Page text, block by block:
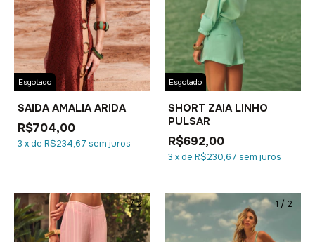
Esgotado
SAIDA AMALIA ARIDA
R$704,00
3 xde R$234,67 sem juros
Esgotado
SHORT ZAIA LINHO
PULSAR
R$692,00
3 xde R$230,67 sem juros
1/2 1 / 2